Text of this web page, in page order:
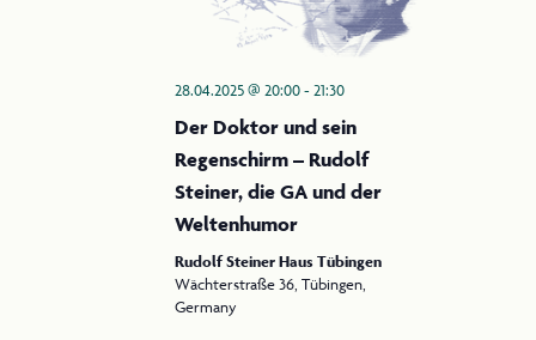
a
t
o
n
t
28.04.2025 @ 20:00-21:30
Der Doktor und sein
Regenschirm – Rudolf
Steiner, die GA und der
Weltenhumor
Rudolf Steiner Haus Tübingen
Wächterstraße 36, Tübingen,
Germany